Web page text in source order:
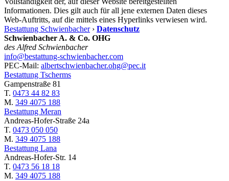
Informationen. Dies gilt auch für all jene externen Daten dieses
Web-Auftritts, auf die mittels eines Hyperlinks verwiesen wird.
Bestattung Schwienbacher› Datenschutz
Schwienbacher A. & Co. OHG
des Alfred Schwienbacher
info@bestattung-schwienbacher.com
PEC-Mail: albertschwienbacher.ohg@pec.it
Bestattung Tscherms
Gampenstraße 81
T. 0473 44 82 83
M. 349 4075 188
Bestattung Meran
Andreas-Hofer-Straße 24a
T. 0473 050 050
M. 349 4075 188
Bestattung Lana
Andreas-Hofer-Str. 14
T. 0473 56 18 18
M. 349 4075 188